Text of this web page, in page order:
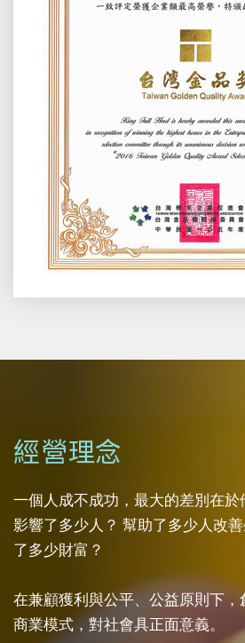
經營理念
一個人成不成功，最大的差別在於
影響了多少人？ 幫助了多少人改
了多少財富？
在兼顧獲利與公平、公益原則下
商業模式，對社會具正面意義。